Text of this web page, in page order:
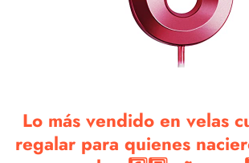
Lo más vendido en velas
regalar para quienes